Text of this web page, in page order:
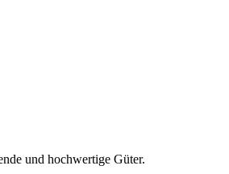
und hochwertige Güter.